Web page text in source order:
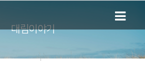
대림이야기